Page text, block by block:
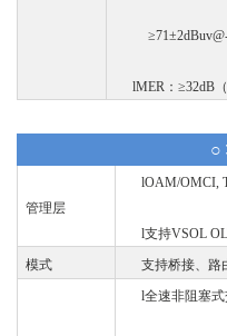
lMER：≥32dB
○
管理层
lOAM/OMCI,
l支持VSOL
模式
支持桥接、路
l全速非阻塞式